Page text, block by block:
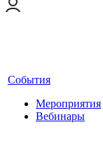
События
Мероприятия
Вебинары